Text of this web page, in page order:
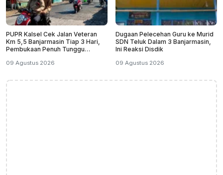
PUPR Kalsel Cek Jalan Veteran
Km 5,5 Banjarmasin Tiap 3 Hari,
Pembukaan Penuh Tunggu
09 Agustus 2026
Dugaan Pelecehan Guru ke Murid
SDN Teluk Dalam 3 Banjarmasin,
Ini Reaksi Disdik
09 Agustus 2026